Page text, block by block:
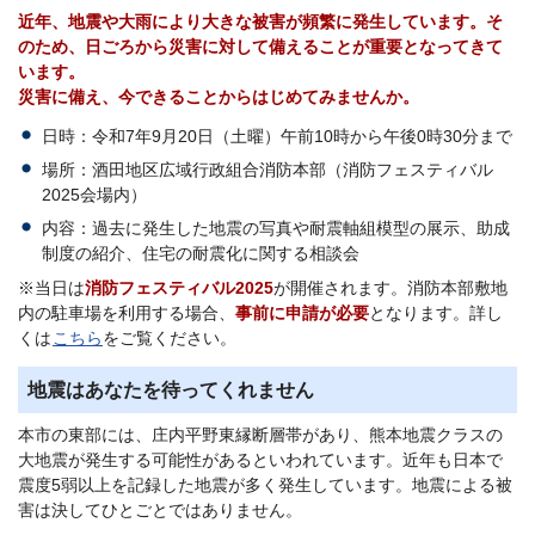
近年、地震や大雨により大きな被害が頻繁に発生しています。そ
のため、日ごろから災害に対して備えることが重要となってきて
います。
災害に備え、今できることからはじめてみませんか。
日時：令和7年9月20日（土曜）午前10時から午後0時30分まで
場所：酒田地区広域行政組合消防本部（消防フェスティバル
2025会場内）
内容：過去に発生した地震の写真や耐震軸組模型の展示、助成
制度の紹介、住宅の耐震化に関する相談会
※当日は消防フェスティバル2025が開催されます。消防本部敷地
内の駐車場を利用する場合、 事前に申請が必要となります。詳し
くは こちらをご覧ください。
地震はあなたを待ってくれません
本市の東部には、庄内平野東縁断層帯があり、熊本地震クラスの
大地震が発生する可能性があるといわれています。近年も日本で
震度5弱以上を記録した地震が多く発生しています。地震による被
害は決してひとごとではありません。